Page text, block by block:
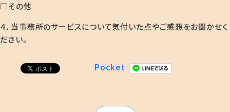
□その他
４．当事務所のサービスについて気付いた点やご感想をお聞かせく
ださい。
Pocket